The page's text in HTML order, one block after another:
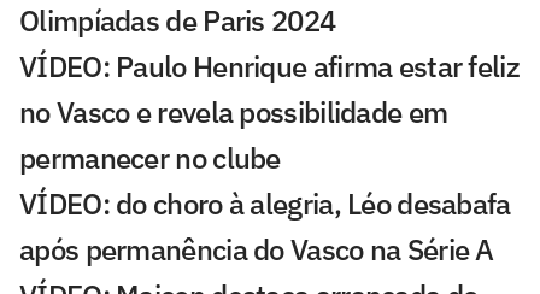
Olimpíadas de Paris 2024
VÍDEO: Paulo Henrique afirma estar feliz
no Vasco e revela possibilidade em
permanecer no clube
VÍDEO: do choro à alegria, Léo desabafa
após permanência do Vasco na Série A